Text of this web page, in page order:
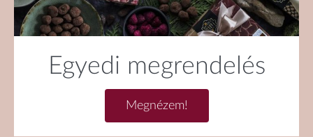
Egyedi megrendelés
Megnézem!